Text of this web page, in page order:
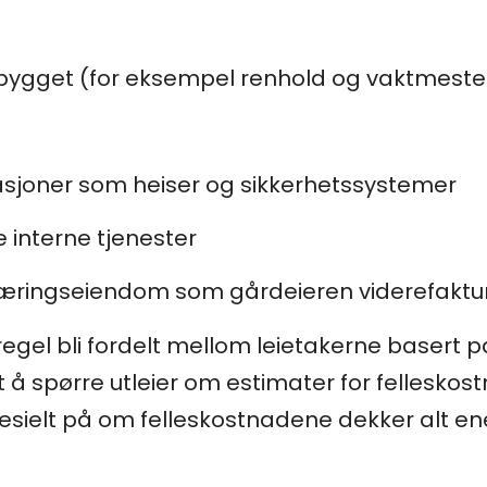
(for eksempel renhold og
som heiser og sikkerhetssystemer
interne tjenester
som gårdeieren
bli fordelt mellom leietakerne basert
å spørre utleier om estimater for
på om felleskostnadene dekker alt